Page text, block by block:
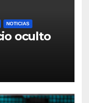
NOTICIAS
oculto